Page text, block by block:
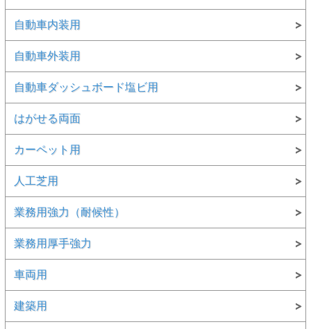
自動車内装用
自動車外装用
自動車ダッシュボード塩ビ用
はがせる両面
カーペット用
人工芝用
業務用強力（耐候性）
業務用厚手強力
車両用
建築用